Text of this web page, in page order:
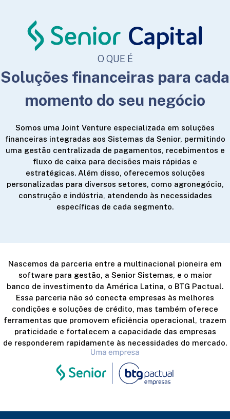
O QUE É
Soluções financeiras para cada
momento do seu negócio
Somos uma Joint Venture especializada em soluções
financeiras integradas aos Sistemas da Senior, permitindo
uma gestão centralizada de pagamentos, recebimentos e
fluxo de caixa para decisões mais rápidas e
estratégicas. Além disso, oferecemos soluções
personalizadas para diversos setores, como agronegócio,
construção e indústria, atendendo às necessidades
específicas de cada segmento.
Nascemos da parceria entre a multinacional pioneira em
software para gestão, a Senior Sistemas, e o maior
banco de investimento da América Latina, o BTG Pactual.
Essa parceria não só conecta empresas às melhores
condições e soluções de crédito, mas também oferece
ferramentas que promovem eficiência operacional, trazem
praticidade e fortalecem a capacidade das empresas
de responderem rapidamente às necessidades do mercado.